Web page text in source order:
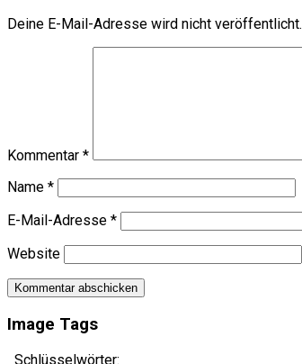
Deine E-Mail-Adresse wird nicht veröffentlicht.
Kommentar *
Name *
E-Mail-Adresse *
Website
Image Tags
Schlüsselwörter: